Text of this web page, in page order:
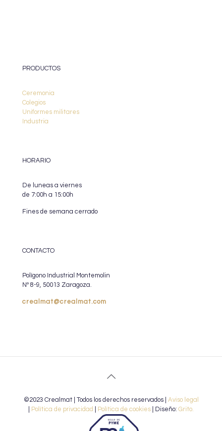
PRODUCTOS
Ceremonia
Colegios
Uniformes militares
Industria
HORARIO
De luneas a viernes
de 7:00h a 15:00h
Fines de semana cerrado
CONTACTO
Polígono Industrial Montemolin
Nº 8-9, 50013 Zaragoza.
crealmat@crealmat.com
©2023 Crealmat | Todos los derechos reservados | Aviso legal
Política de privacidad Política de cookies | Diseño: Grito.